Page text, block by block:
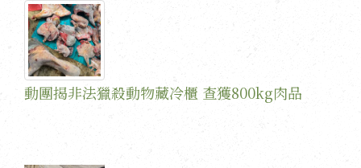
動團揭非法獵殺動物藏冷櫃 查獲800kg肉品